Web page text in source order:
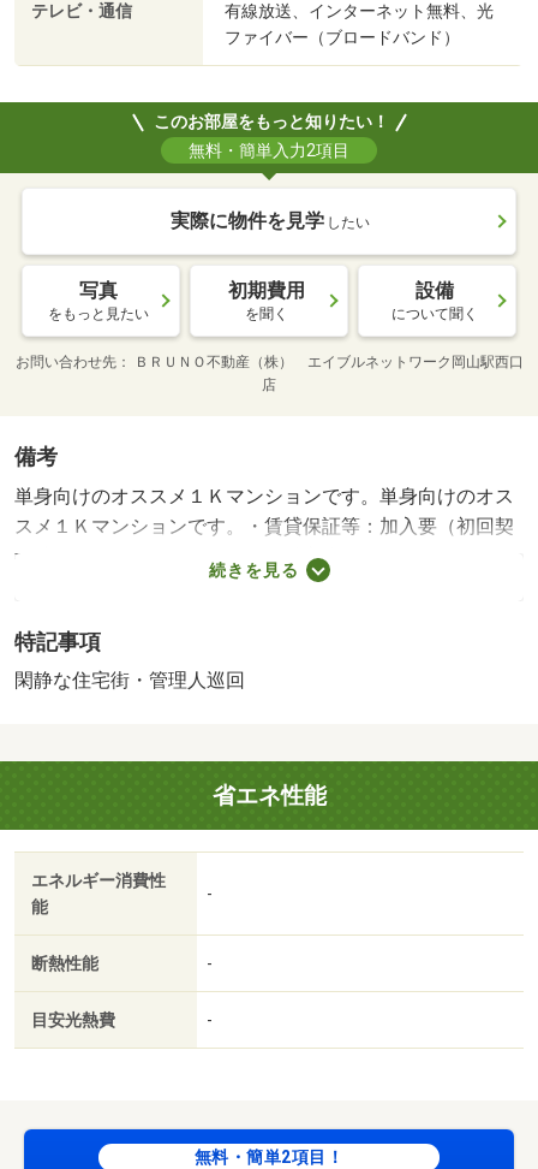
テレビ・通信
有線放送、インターネット無料、光
ファイバー（ブロードバンド）
このお部屋をもっと知りたい！
無料・簡単入力2項目
実際に物件を見学 したい
写真
をもっと見たい
初期費用
を聞く
設備
について聞く
お問い合わせ先
ＢＲＵＮＯ不動産（株） エイブルネットワーク岡山駅西口
店
備考
単身向けのオススメ１Ｋマンションです。単身向けのオス
スメ１Ｋマンションです。・賃貸保証等：加入要（初回契
約時：５０％、月額：４％）・鍵交換代：あり１８，７０
０円～・管理形態／管理員の勤務形態：巡回・インターネ
ウォシュレットなど設備一式そろってます・バイク置場：
有・駐輪場：有/ハウスクリーニング 42900円
続きを見る
特記事項
閑静な住宅街・管理人巡回
省エネ性能
エネルギー消費性
能
-
断熱性能 -
目安光熱費 -
無料・簡単2項目！